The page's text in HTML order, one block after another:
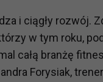
i ciągły rozwój.
w tym roku,
całą branżę
Forysiak,